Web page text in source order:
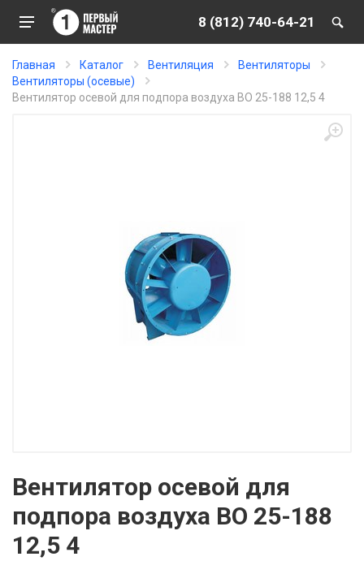
8 (812) 740-64-21
Главная Каталог Вентиляция
Вентиляторы
Вентиляторы (осевые)
Вентилятор осевой для подпора воздуха ВО 25-188 12,5 4
Вентилятор осевой для
подпора воздуха ВО 25-188
12,5 4